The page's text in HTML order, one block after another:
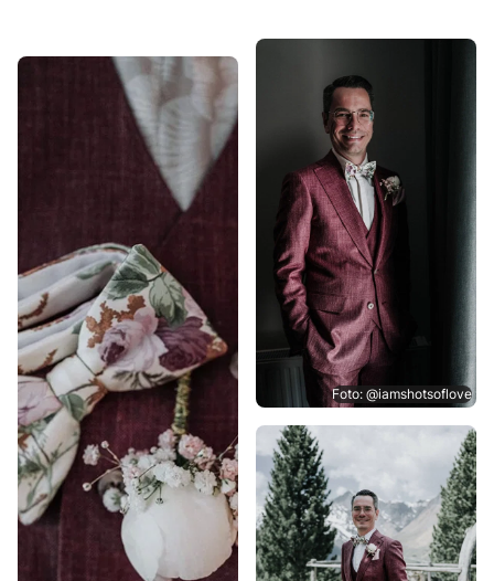
Foto: @iamshotsoflove